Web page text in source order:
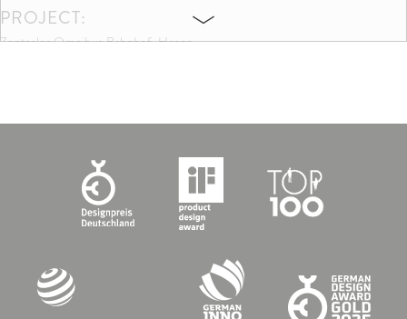
PROJECT:
Zentraler Omnibus Bahnhof, Herne
30 x 30 x 14 cm
30 x 15 x 14 cm